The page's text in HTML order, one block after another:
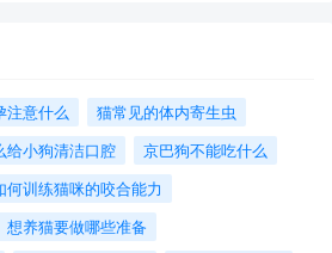
注意什么
猫常见的体内寄生虫
给小狗清洁口腔
京巴狗不能吃什么
何训练猫咪的咬合能力
想养猫要做哪些准备